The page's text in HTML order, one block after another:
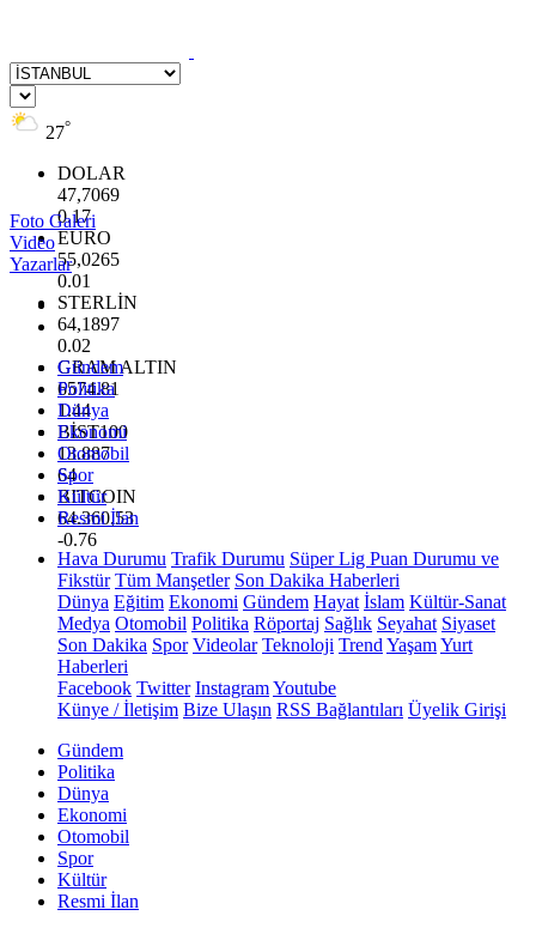
27°
DOLAR
47,7069
0.17
EURO
55,0265
0.01
STERLİN
64,1897
0.02
GRAM ALTIN
6574.81
1.44
BİST100
13.887
64
BITCOIN
64.360,53
-0.76
Foto Galeri
Video
Yazarlar
Gündem
Politika
Dünya
Ekonomi
Otomobil
Spor
Kültür
Resmi İlan
Hava Durumu Trafik Durumu Süper Lig Puan Durumu ve
Fikstür Tüm Manşetler Son Dakika Haberleri
Dünya Eğitim Ekonomi Gündem Hayat İslam Kültür-Sanat
Medya Otomobil Politika Röportaj Sağlık Seyahat Siyaset
Son Dakika Spor Videolar Teknoloji Trend YaşamYurt
Haberleri
Facebook Twitter InstagramYoutube
Künye / İletişim Bize Ulaşın RSS Bağlantıları Üyelik Girişi
Gündem
Politika
Dünya
Ekonomi
Otomobil
Spor
Kültür
Resmi İlan